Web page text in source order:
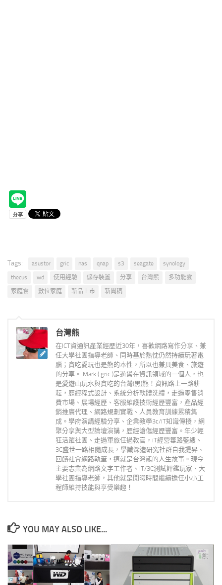
Tags: asustor gric nas qnap s3 seagate
synology
thecus
wd 使用經驗 儲存裝置 分享 台灣熊
多功能雲
家庭雲
數位家庭 新品上市 新聞稿
台灣熊
在ICT資通訊產業經歷近30年，喜歡網路寫作分享、兼
任大學社團指導老師、同時基於熱忱仍然持續玩著電
腦；貪吃愛玩也是熊的本性，所以也兼具美食、旅遊
的分享。 Mark ( gric )是遊盪在資訊領域的一個人，也
是愛遊山玩水與貪吃的台灣(黑)熊！資訊路上一路耕
耘，歷經程式設計、系統分析軟體洗禮，走過零售消
費市場、展場經歷、客服維護技術經歷豐富，產品經
銷推廣代理、網路規劃實戰、人員教育訓練累積集
成。學府演講經驗分享、企業教學3c/iT知識傳授，網
聚分享與大型論壇演講，歷經滄傷經歷豐富。年少輕
狂活躍社團、走過軍旅任過教官，iT經營篳路藍縷、
3C盛世一路相隨成長，學識深造研究社群自我提昇、
回饋社會網路執筆，這就是台灣熊的人生故事。現今
主要志業為網路文字工作者、iT/3C測試評鑑玩家、大
學社團指導老師，其他就是閒暇時間繼續擔任小小工
程師維持技能與享受樂趣！
YOU MAY ALSO LIKE...